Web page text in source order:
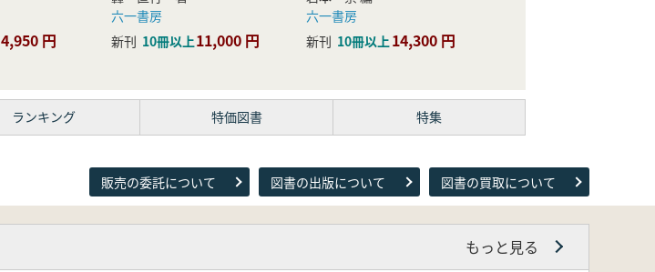
4,950 円
六一書房
新刊 10冊以上11,000 円
六一書房
新刊 10冊以上14,300 円
ランキング 特価図書 特集
販売の委託について 図書の出版について 図書の買取について
もっと見る